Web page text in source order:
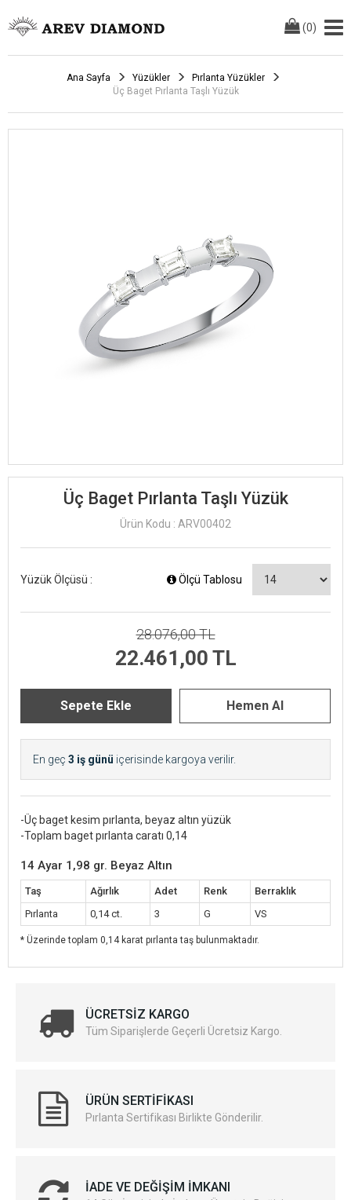
(0)
Ana Sayfa Yüzükler
Pırlanta Yüzükler
Üç Baget Pırlanta Taşlı Yüzük
Üç Baget Pırlanta Taşlı Yüzük
Ürün Kodu : ARV00402
Yüzük Ölçüsü : Ölçü Tablosu
28.076,00 TL
22.461,00 TL
En geç 3 iş günü içerisinde kargoya verilir.
-Üç baget kesim pırlanta, beyaz altın yüzük
-Toplam baget pırlanta caratı 0,14
14 Ayar 1,98 gr. Beyaz Altın
Taş Ağırlık Adet Renk
Berraklık
Pırlanta
0,14 ct. 3 G VS
* Üzerinde toplam 0,14 karat pırlanta taş bulunmaktadır.
ÜCRETSIZ KARGO
Tüm Siparişlerde Geçerli Ücretsiz Kargo.
ÜRÜN SERTIFIKASI
Pırlanta Sertifikası Birlikte Gönderilir.
İADE VE DEĞIŞIM İMKANI